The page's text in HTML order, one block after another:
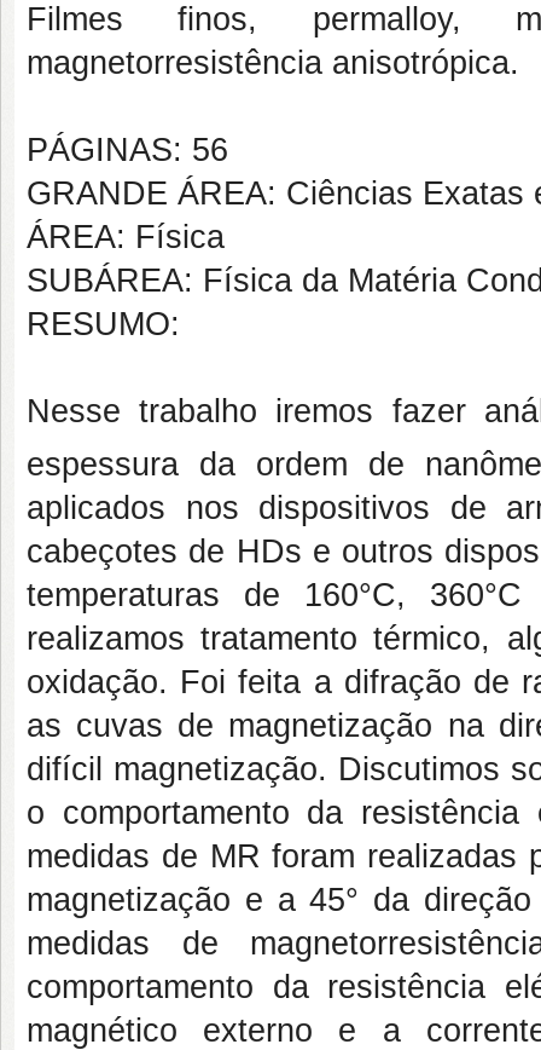
Filmes finos, permalloy,
magnetorresistência anisotrópica.
PÁGINAS: 56
GRANDE ÁREA: Ciências Exatas
ÁREA: Física
SUBÁREA: Física da Matéria
RESUMO:
Nesse trabalho iremos fazer
espessura da ordem de
aplicados nos dispositivos de
cabeçotes de HDs e outros
temperaturas de 160°C,
realizamos tratamento térmico,
oxidação. Foi feita a difração de
as cuvas de magnetização na
difícil magnetização. Discutimos
o comportamento da
medidas de MR foram realizadas
magnetização e a 45° da
medidas de
comportamento da resistência
magnético externo e a